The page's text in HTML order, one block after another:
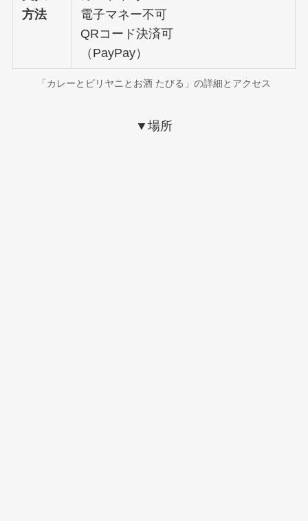
方法
電子マネー不可
QRコード決済可
（PayPay）
「カレーとビリヤニとお酒 たびる」の詳細とアクセス
▼ 場所